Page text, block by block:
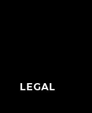
LEGAL